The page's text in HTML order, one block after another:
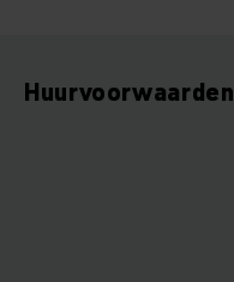
Huurvoorwaarden